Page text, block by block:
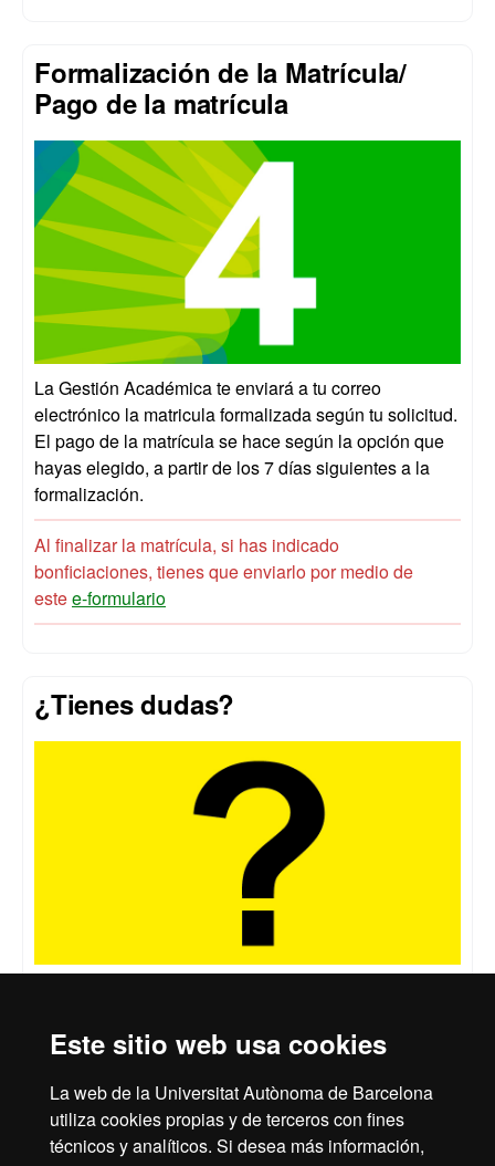
Este sitio web usa cookies
La web de la Universitat Autònoma de Barcelona
utiliza cookies propias y de terceros con fines
técnicos y analíticos. Si desea más información,
Formalización de la Matrícula/
Pago de la matrícula
La Gestión Académica te enviará a tu correo
electrónico la matricula formalizada según tu solicitud.
El pago de la matrícula se hace según la opción que
hayas elegido, a partir de los 7 días siguientes a la
formalización.
Al finalizar la matrícula, si has indicado
bonficiaciones, tienes que enviarlo por medio de
estee-formulario
¿Tienes dudas?
llamar al teléfono 935929710 o bien pedircita previa
Reconocimiento internacional de la excelencia